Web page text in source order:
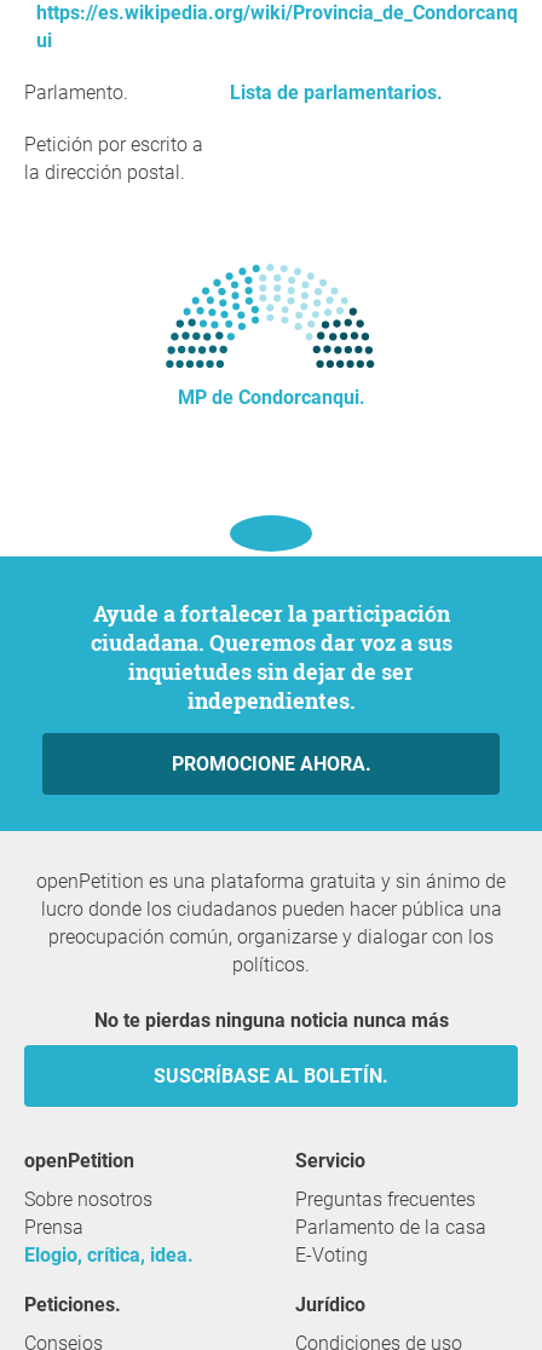
https://es.wikipedia.org/wiki/Provincia_de_Condorcanq
ui
Parlamento. Lista de parlamentarios.
Petición por escrito a
la dirección postal.
MP de Condorcanqui.
Ayude a fortalecer la participación
ciudadana. Queremos dar voz a sus
inquietudes sin dejar de ser
independientes.
PROMOCIONE AHORA.
openPetition es una plataforma gratuita y sin ánimo de
lucro donde los ciudadanos pueden hacer pública una
preocupación común, organizarse y dialogar con los
políticos.
No te pierdas ninguna noticia nunca más
SUSCRÍBASE AL BOLETÍN.
openPetition
Sobre nosotros
Prensa
Elogio, crítica, idea.
servicio
Preguntas frecuentes
Parlamento de la casa
E-Voting
Peticiones.
Consejos
Jurídico
Condiciones de uso